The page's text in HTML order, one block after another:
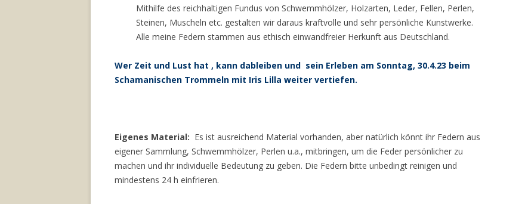
Mithilfe des reichhaltigen Fundus von Schwemmhölzer, Holzarten, Leder, Fellen, Perlen,
Steinen, Muscheln etc. gestalten wir daraus kraftvolle und sehr persönliche Kunstwerke.
Alle meine Federn stammen aus ethisch einwandfreier Herkunft aus Deutschland.
Wer Zeit und Lust hat , kann dableiben und sein Erleben am Sonntag, 30.4.23 beim
Schamanischen Trommeln mit Iris Lilla weiter vertiefen.
Eigenes Material: Es ist ausreichend Material vorhanden, aber natürlich könnt ihr Federn aus
eigener Sammlung, Schwemmhölzer, Perlen u.a., mitbringen, um die Feder persönlicher zu
machen und ihr individuelle Bedeutung zu geben. Die Federn bitte unbedingt reinigen und
mindestens 24 h einfrieren.